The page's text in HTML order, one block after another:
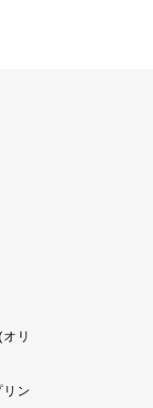
リ
ン